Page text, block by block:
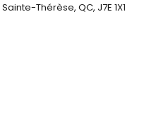
Sainte-Thérèse, QC, J7E 1X1